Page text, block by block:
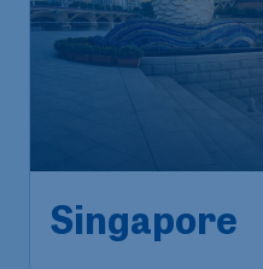
Singapore
Singapore
luchthaven Changi
1u geleden gevonden